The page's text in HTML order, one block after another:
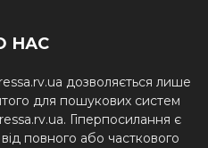
НАС
дозволяється лише
для пошукових систем
Гіперпосилання є
повного або часткового